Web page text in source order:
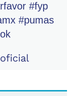
#fyp
#pumas